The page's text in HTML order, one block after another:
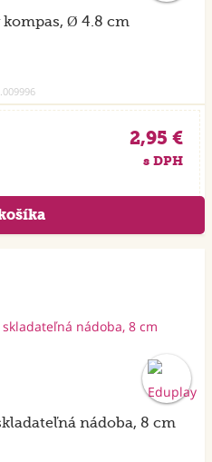
Ø 4.8 cm
2,95 €
s DPH
nádoba, 8 cm